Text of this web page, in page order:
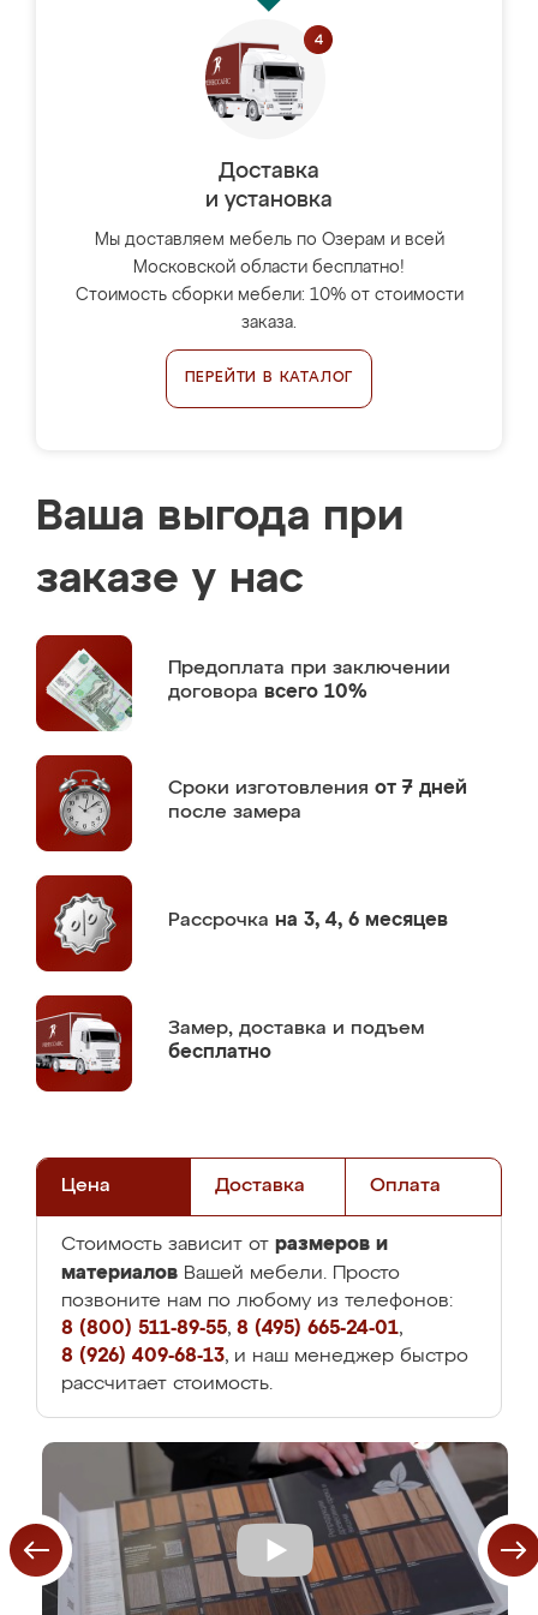
Доставка
и установка
Мы доставляем мебель по Озерам и всей
Московской области бесплатно!
Стоимость сборки мебели: 10% от стоимости
заказа.
ПЕРЕЙТИ В КАТАЛОГ
Ваша выгода при
заказе у нас
Предоплата при заключении
договора всего 10%
Сроки изготовления от 7 дней
после замера
Рассрочка на 3, 4, 6 месяцев
Замер, доставка и подъем
бесплатно
Цена Доставка Оплата
Стоимость зависит от размеров и
материалов Вашей мебели. Просто
позвоните нам по любому из телефонов:
8 (800) 511-89-55, 8 (495) 665-24-01,
8 (926) 409-68-13, и наш менеджер быстро
рассчитает стоимость.